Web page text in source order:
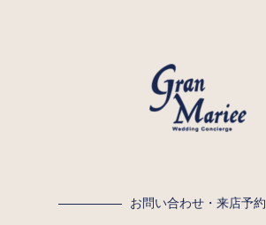
お問い合わせ・来店予約